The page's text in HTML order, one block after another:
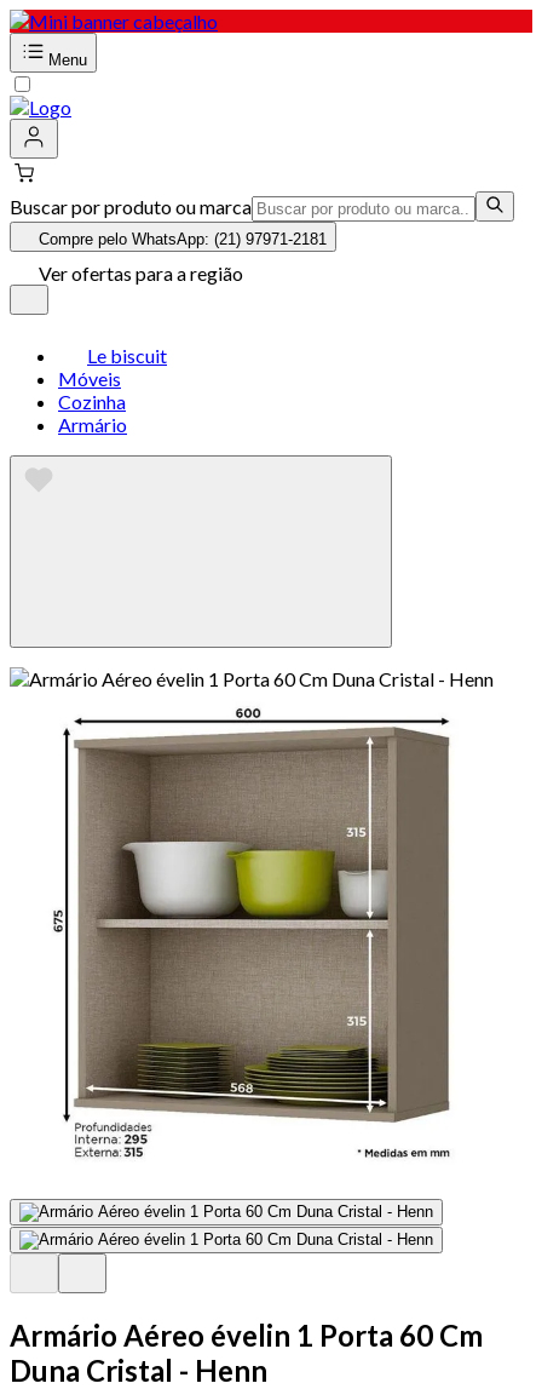
Menu
Buscar por produto ou marca
Compre pelo WhatsApp: (21) 97971-2181
Ver ofertas para a região
Le biscuit
Móveis
Cozinha
Armário
Armário Aéreo évelin 1 Porta 60 Cm
Duna Cristal - Henn